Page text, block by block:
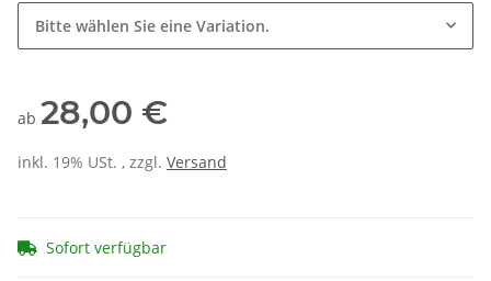
Bitte wählen Sie eine Variation.
ab 28,00 €
inkl. 19% USt. , zzgl. Versand
Sofort verfügbar